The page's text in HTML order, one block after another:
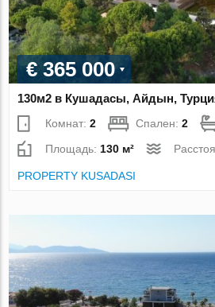
€ 365 000
130м2 в Кушадасы, Айдын,
Комнат:2 Спален:2
Площадь:130 м²
PROPERTY KUSADASI